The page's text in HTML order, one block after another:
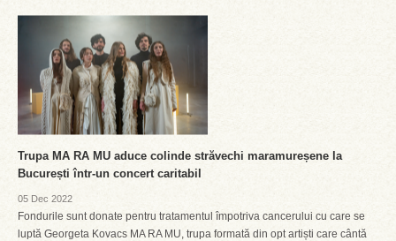
Trupa MA RA MU aduce colinde străvechi maramureșene la
București într-un concert caritabil
05 Dec 2022
Fondurile sunt donate pentru tratamentul împotriva cancerului cu care se
luptă Georgeta Kovacs MA RA MU, trupa formată din opt artiști care cântă